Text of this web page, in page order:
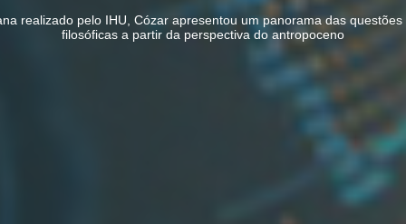
realizado pelo IHU, Cózar apresentou um panorama das
filosóficas a partir da perspectiva do antropoceno